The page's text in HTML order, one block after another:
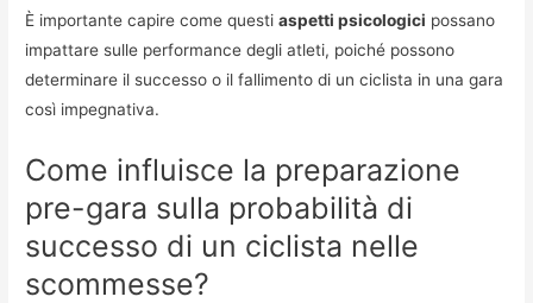
È importante capire come questiaspetti psicologici possano
impattare sulle performance degli atleti, poiché possono
determinare il successo o il fallimento di un ciclista in una gara
così impegnativa.
Come influisce la preparazione
pre-gara sulla probabilità di
successo di un ciclista nelle
scommesse?